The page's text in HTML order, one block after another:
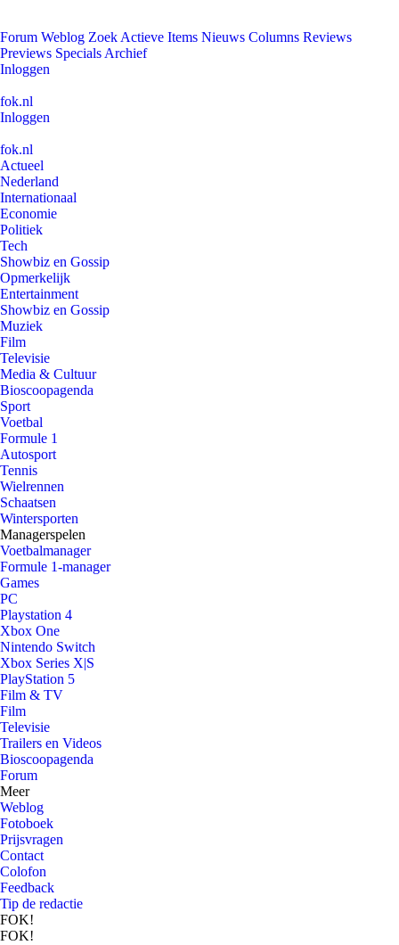
Forum Weblog Zoek Actieve Items Nieuws Columns Reviews
Previews Specials Archief
Inloggen
fok.nl
Inloggen
fok.nl
Actueel
Nederland
Internationaal
Economie
Politiek
Tech
Showbiz en Gossip
Opmerkelijk
Entertainment
Showbiz en Gossip
Muziek
Film
Televisie
Media & Cultuur
Bioscoopagenda
Sport
Voetbal
Formule 1
Autosport
Tennis
Wielrennen
Schaatsen
Wintersporten
Managerspelen
Voetbalmanager
Formule 1-manager
Games
PC
Playstation 4
Xbox One
Nintendo Switch
Xbox Series X|S
PlayStation 5
Film & TV
Film
Televisie
Trailers en Videos
Bioscoopagenda
Forum
Meer
Weblog
Fotoboek
Prijsvragen
Contact
Colofon
Feedback
Tip de redactie
FOK!
FOK!